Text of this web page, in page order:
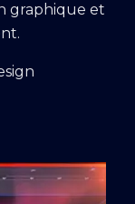
graphique et